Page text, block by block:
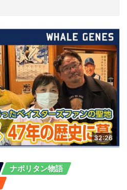
ナポリタン物語